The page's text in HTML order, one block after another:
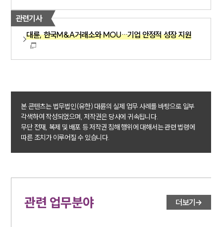
언론보도
공지사항
법률 블로그
법률서식
세미나
대륜법률상담예약
대륜법률상담예약
관련기사
대륜, 한국M&A거래소와 MOU…기업 안정적 성장 지원
본 콘텐츠는 법무법인(유한) 대륜의 실제 업무 사례를 바탕으로 일부
각색하여 작성되었으며, 저작권은 당사에 귀속됩니다.
무단 전재, 복제 및 배포 등 저작권 침해 행위에 대해서는 관련 법령에
따른 조치가 이루어질 수 있습니다.
관련 업무분야 더보기